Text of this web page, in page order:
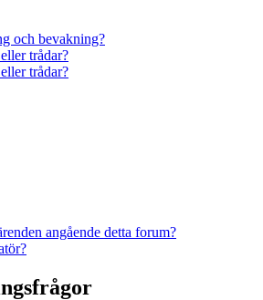
och bevakning?
trådar?
trådar?
angående detta forum?